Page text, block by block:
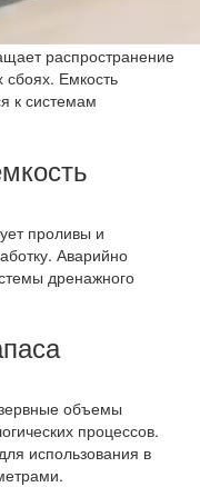
распространение
сбоях. Емкость
к системам
проливы и
Аварийно
дренажного
объемы
процессов.
использования в